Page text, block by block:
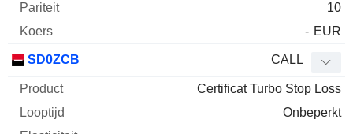
10
- EUR
SD0ZCB CALL
Certificat Turbo Stop Loss
Onbeperkt